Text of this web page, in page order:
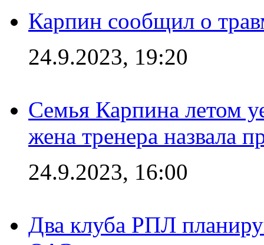
Карпин сообщил о
24.9.2023, 19:20
Семья Карпина летом
жена тренера назвала
24.9.2023, 16:00
Два клуба РПЛ